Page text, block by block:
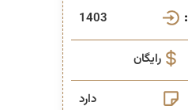
1403
رایگان
دارد